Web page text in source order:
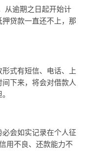
从逾期之日起开始计
贷款一直还不上，那
式有短信、电话、上
下来，将会对借款人
会如实记录在个人征
用不良、还款能力不